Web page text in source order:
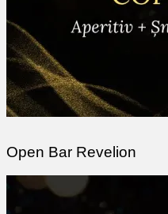
Open Bar Revelion